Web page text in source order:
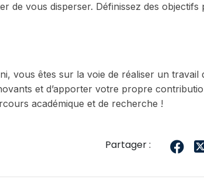
de vous disperser. Définissez des objectifs
vous êtes sur la voie de réaliser un travail
et d’apporter votre propre
académique et de recherche !
Partager :